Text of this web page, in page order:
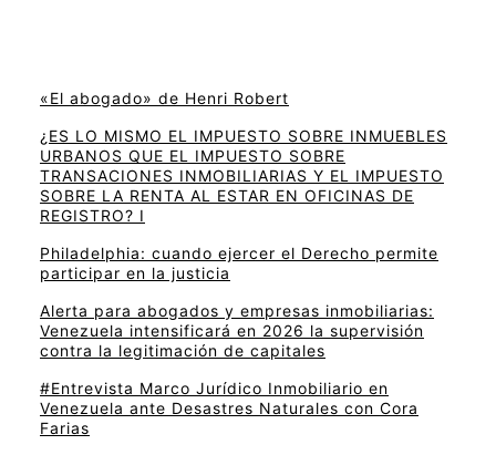
«El abogado» de Henri Robert
¿ES LO MISMO EL IMPUESTO SOBRE INMUEBLES
URBANOS QUE EL IMPUESTO SOBRE
TRANSACIONES INMOBILIARIAS Y EL IMPUESTO
SOBRE LA RENTA AL ESTAR EN OFICINAS DE
REGISTRO? I
Philadelphia: cuando ejercer el Derecho permite
participar en la justicia
Alerta para abogados y empresas inmobiliarias:
Venezuela intensificará en 2026 la supervisión
contra la legitimación de capitales
#Entrevista Marco Jurídico Inmobiliario en
Venezuela ante Desastres Naturales con Cora
Farias